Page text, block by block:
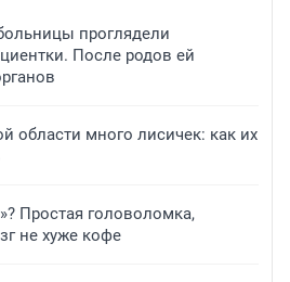
проглядели
После родов ей
области много лисичек: как их
Простая головоломка,
не хуже кофе